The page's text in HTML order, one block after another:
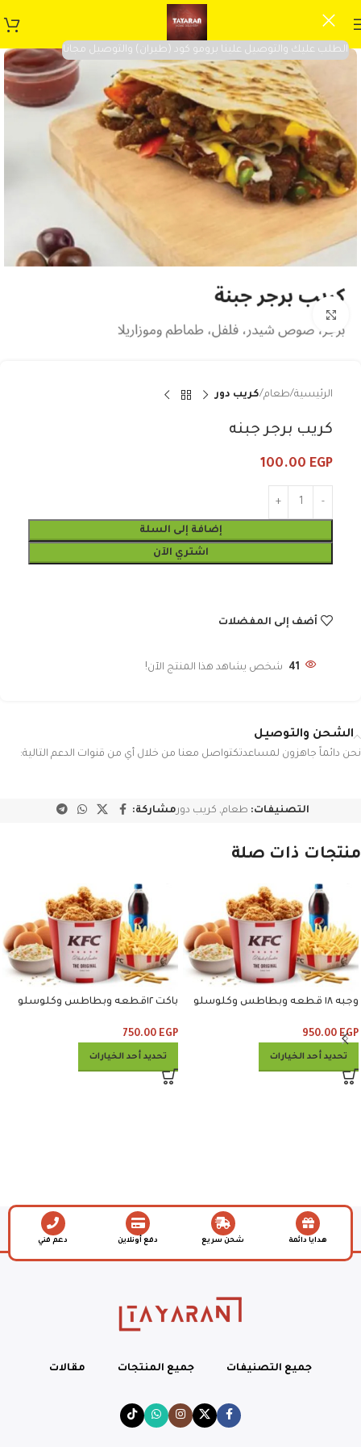
الطلب عليك والتوصيل علينا برومو كود (طيران) والتوصيل مجانا
الرئيسية طعام كريب دور
كريب برجر جبنه
100.00 EGP
إضافة إلى السلة
اشتري الآن
أضف إلى المفضلات
41 شخص يشاهد هذا المنتج الآن!
الشحن والتوصيل
نحن دائماً جاهزون لمساعدتكتواصل معنا من خلال أي من قنوات الدعم التالية:
التصنيفات: طعام, كريب دورمشاركة:
منتجات ذات صلة
وجبه ١٨ قطعه وبطاطس وكلوسلو
950.00 EGP
تحديد أحد الخيارات
باكت ١٢قطعه وبطاطس وكلوسلو
750.00 EGP
تحديد أحد الخيارات
هدايا دائمة شحن سريع دفع أونلاين دعم فني
جميع التصنيفات جميع المنتجات مقالات